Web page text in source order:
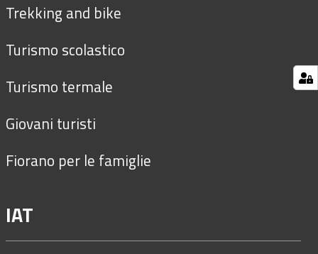
Trekking and bike
Turismo scolastico
Turismo termale
Giovani turisti
Fiorano per le famiglie
IAT